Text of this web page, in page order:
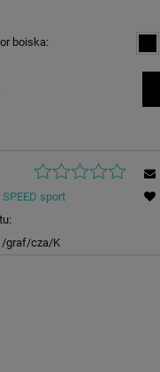
boiska:
SPEED sport
graf/cza/K